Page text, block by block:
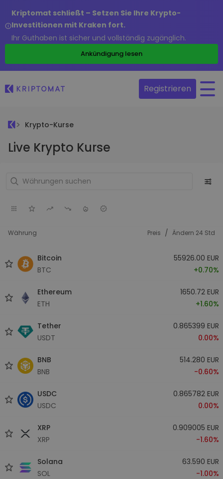
Kriptomat schließt – Setzen Sie Ihre Krypto-
Investitionen mit Kraken fort.
Ihr Guthaben ist sicher und vollständig zugänglich.
Ankündigung lesen
Registrieren
Krypto-Kurse
Live Krypto Kurse
Währung Preis / Ändern 24 Std
Bitcoin
BTC
55926.00 EUR
+0.70%
Ethereum
ETH
1650.72 EUR
+1.60%
Tether
USDT
0.865399 EUR
0.00%
BNB
BNB
514.280 EUR
-0.60%
USDC
USDC
0.865782 EUR
0.00%
XRP
XRP
0.909005 EUR
-1.60%
Solana
SOL
63.590 EUR
-1.00%